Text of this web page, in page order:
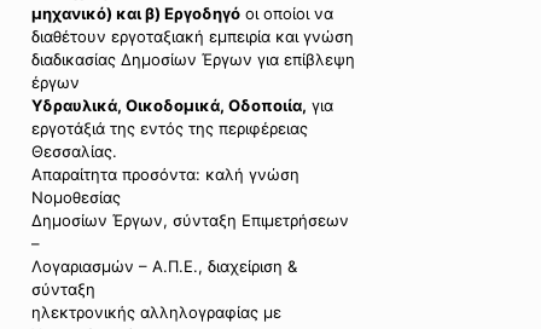
μηχανικό) και β) Εργοδηγό οι οποίοι να
διαθέτουν εργοταξιακή εμπειρία και γνώση
διαδικασίας Δημοσίων Έργων για επίβλεψη
έργων
Υδραυλικά, Οικοδομικά, Οδοποιία, για
εργοτάξιά της εντός της περιφέρειας
Θεσσαλίας.
Απαραίτητα προσόντα: καλή γνώση
Νομοθεσίας
Δημοσίων Έργων, σύνταξη Επιμετρήσεων
–
Λογαριασμών – Α.Π.Ε., διαχείριση &
σύνταξη
ηλεκτρονικής αλληλογραφίας με